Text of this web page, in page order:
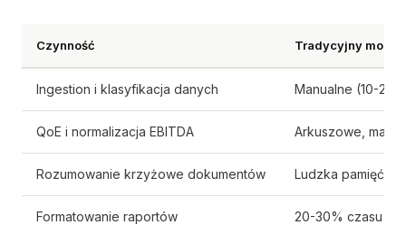
Czynność Tradycyjny
Ingestion i klasyfikacja danych Manualne (10-20
QoE i normalizacja EBITDA Arkuszowe,
Rozumowanie krzyżowe dokumentów Ludzka pamięć i
Formatowanie raportów 20-30% czasu